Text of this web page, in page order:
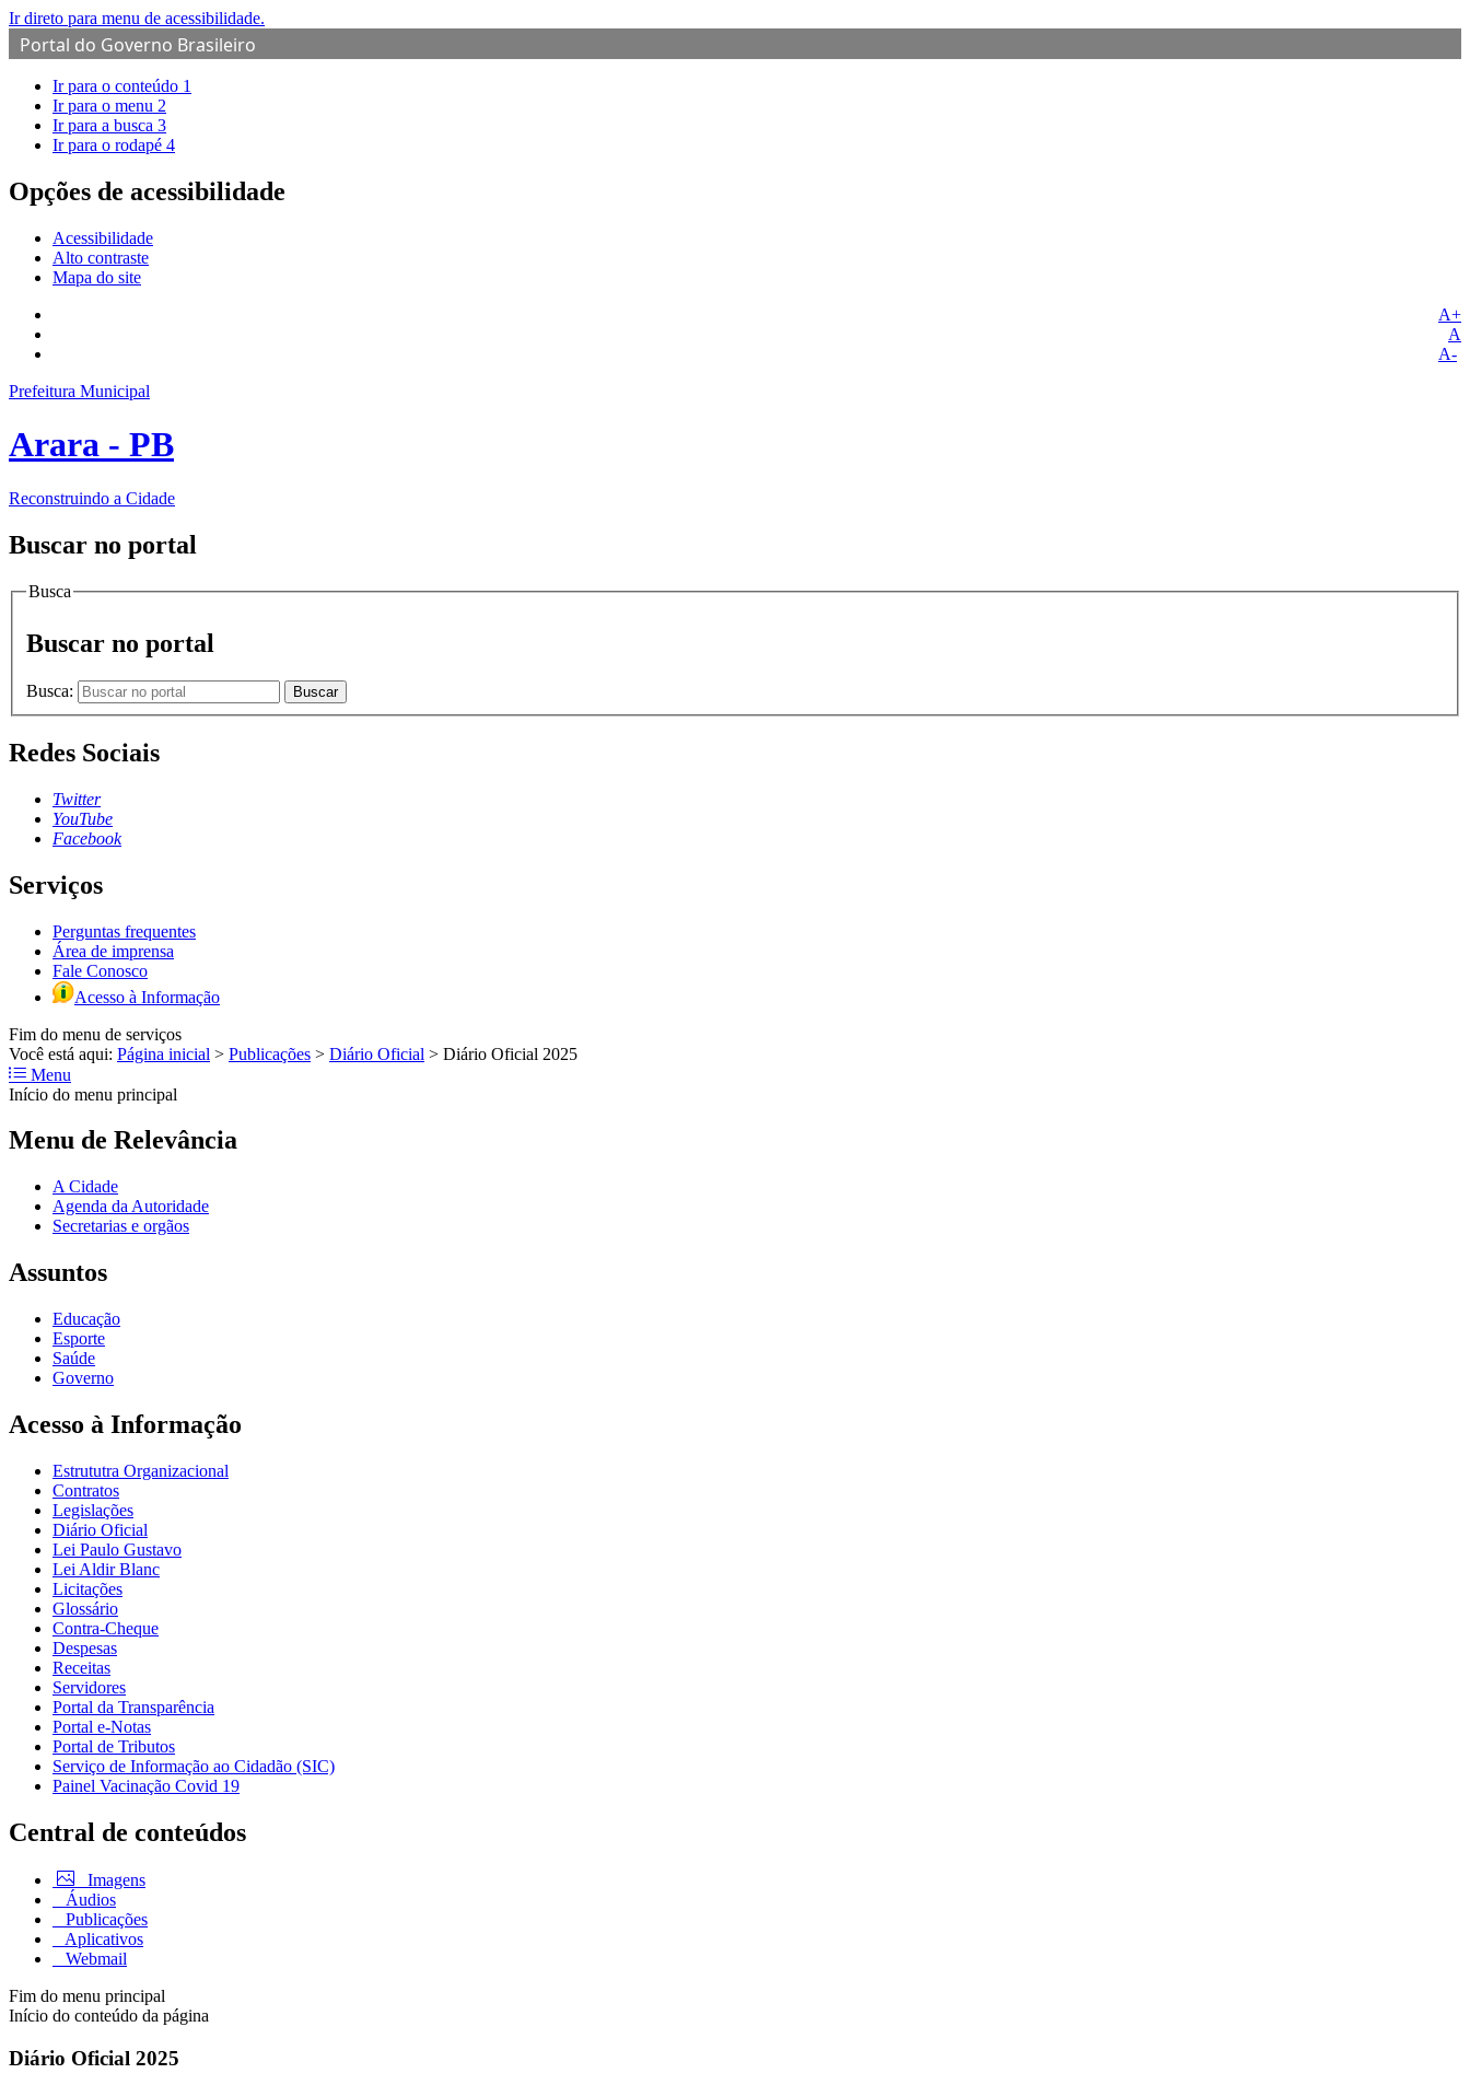
Ir direto para menu de acessibilidade.
Portal do Governo Brasileiro
Ir para o conteúdo 1
Ir para o menu 2
Ir para a busca 3
Ir para o rodapé 4
Opções de acessibilidade
Acessibilidade
Alto contraste
Mapa do site
A+
A
A-
Prefeitura Municipal
Arara - PB
Reconstruindo a Cidade
Buscar no portal
Busca
Buscar no portal
Busca: Buscar
Redes Sociais
Twitter
YouTube
Facebook
Serviços
Perguntas frequentes
Área de imprensa
Fale Conosco
Acesso à Informação
Fim do menu de serviços
Você está aqui: Página inicial > Publicações > Diário Oficial > Diário Oficial 2025
Menu
Início do menu principal
Menu de Relevância
A Cidade
Agenda da Autoridade
Secretarias e orgãos
Assuntos
Educação
Esporte
Saúde
Governo
Acesso à Informação
Estrututra Organizacional
Contratos
Legislações
Diário Oficial
Lei Paulo Gustavo
Lei Aldir Blanc
Licitações
Glossário
Contra-Cheque
Despesas
Receitas
Servidores
Portal da Transparência
Portal e-Notas
Portal de Tributos
Serviço de Informação ao Cidadão (SIC)
Painel Vacinação Covid 19
Central de conteúdos
Imagens
Áudios
Publicações
Aplicativos
Webmail
Fim do menu principal
Início do conteúdo da página
Diário Oficial 2025